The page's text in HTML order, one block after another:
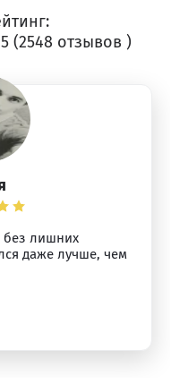
(2548 отзывов )
без лишних
даже лучше, чем